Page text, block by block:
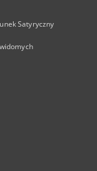
Satyryczny